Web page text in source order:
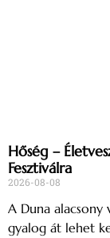
Hőség –
Fesztiválra
2026-08-08
A Duna alacsony
gyalog át lehet